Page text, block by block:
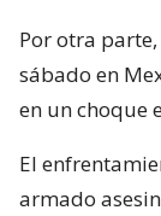
Por otra
sábado en
en un choque
El
armado